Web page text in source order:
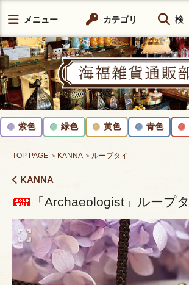
メニュー カテゴリ 検
紫色 緑色 黄色 青色
TOP PAGE ＞KANNA ＞ループタイ
KANNA
「Archaeologist」ループ